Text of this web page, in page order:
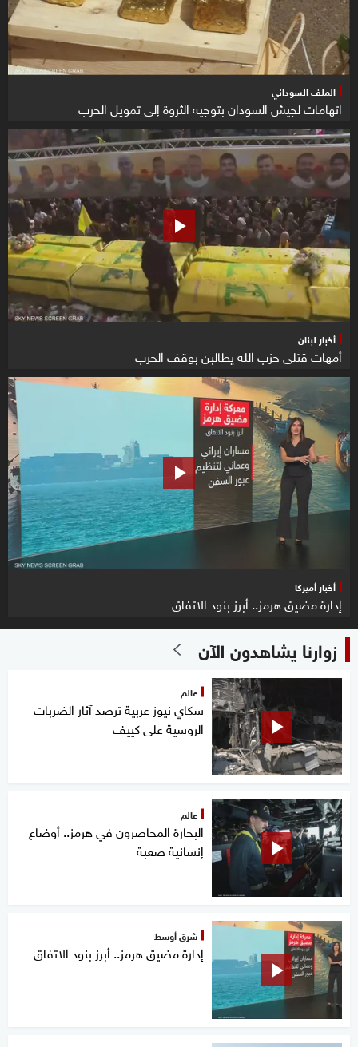
الملف السوداني
اتهامات لجيش السودان بتوجيه الثروة إلى تمويل الحرب
أخبار لبنان
أمهات قتلى حزب الله يطالبن بوقف الحرب
أخبار أميركا
إدارة مضيق هرمز.. أبرز بنود الاتفاق
زوارنا يشاهدون الآن
عالم
سكاي نيوز عربية ترصد آثار الضربات
الروسية على كييف
عالم
البحارة المحاصرون في هرمز.. أوضاع
إنسانية صعبة
شرق أوسط
إدارة مضيق هرمز.. أبرز بنود الاتفاق